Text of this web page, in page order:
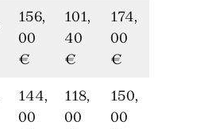
156,
00
€
101,
40
€
174,
00
€
144,
00
118,
00
150,
00